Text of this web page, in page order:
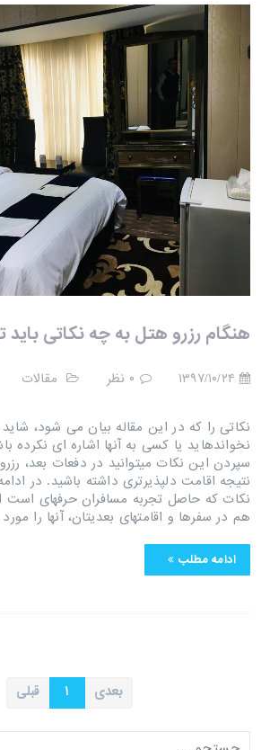
هنگام رزرو هتل به چه نکاتی باید
۱۳۹۷/۱۰/۲۴ ۰ نظر مقالات
نکاتی را که در این مقاله بیان می شود،
نخواندهاید یا کسی به آنها اشاره ای نکرده
سپردن این نکات میتوانید در دفعات بعد،
نتیجه اقامت دلپذیرتری داشته باشید. در
نکات که حاصل تجربه مسافران حرفهای است
هم در سفرها و اقامتهای بعدیتان، آنها را
ادامه مطلب
بعدی ۱ قبلی